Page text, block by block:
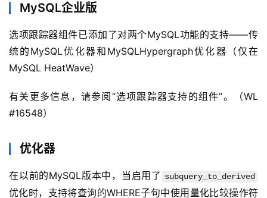
MySQL企业版
选项跟踪器组件已添加了对两个MySQL功能的支持——传
统的MySQL优化器和MySQLHypergraph优化器（仅在
MySQL HeatWave）
有关更多信息，请参阅“选项跟踪器支持的组件”。（WL
#16548）
优化器
在以前的MySQL版本中，当启用了 subquery_to_derived
优化时，支持将查询的WHERE子句中使用量化比较操作符